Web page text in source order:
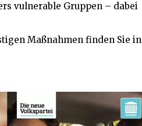
vulnerable Gruppen – dabei
Maßnahmen finden Sie in